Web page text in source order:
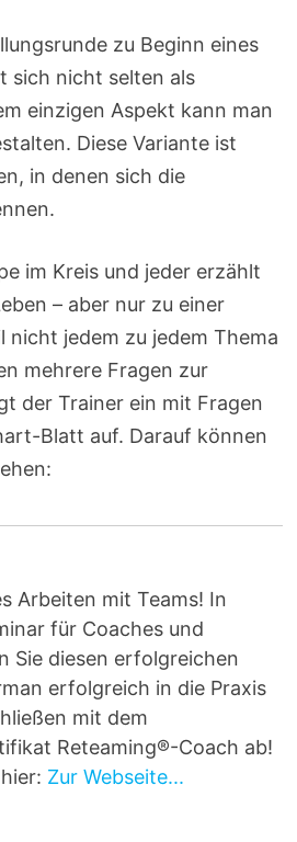
zu Beginn eines
sich nicht selten als
einzigen Aspekt kann man
Diese Variante ist
in denen sich die
im Kreis und jeder erzählt
– aber nur zu einer
nicht jedem zu jedem Thema
mehrere Fragen zur
der Trainer ein mit Fragen
Blatt auf. Darauf können
Arbeiten mit Teams! In
für Coaches und
Sie diesen erfolgreichen
erfolgreich in die Praxis
mit dem
Reteaming®-Coach ab!
Zur Webseite...